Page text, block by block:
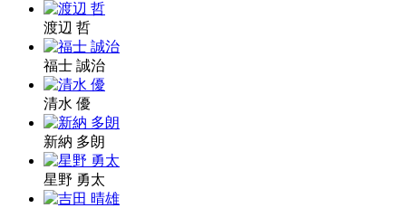
渡辺 哲
福士 誠治
清水 優
新納 多朗
星野 勇太